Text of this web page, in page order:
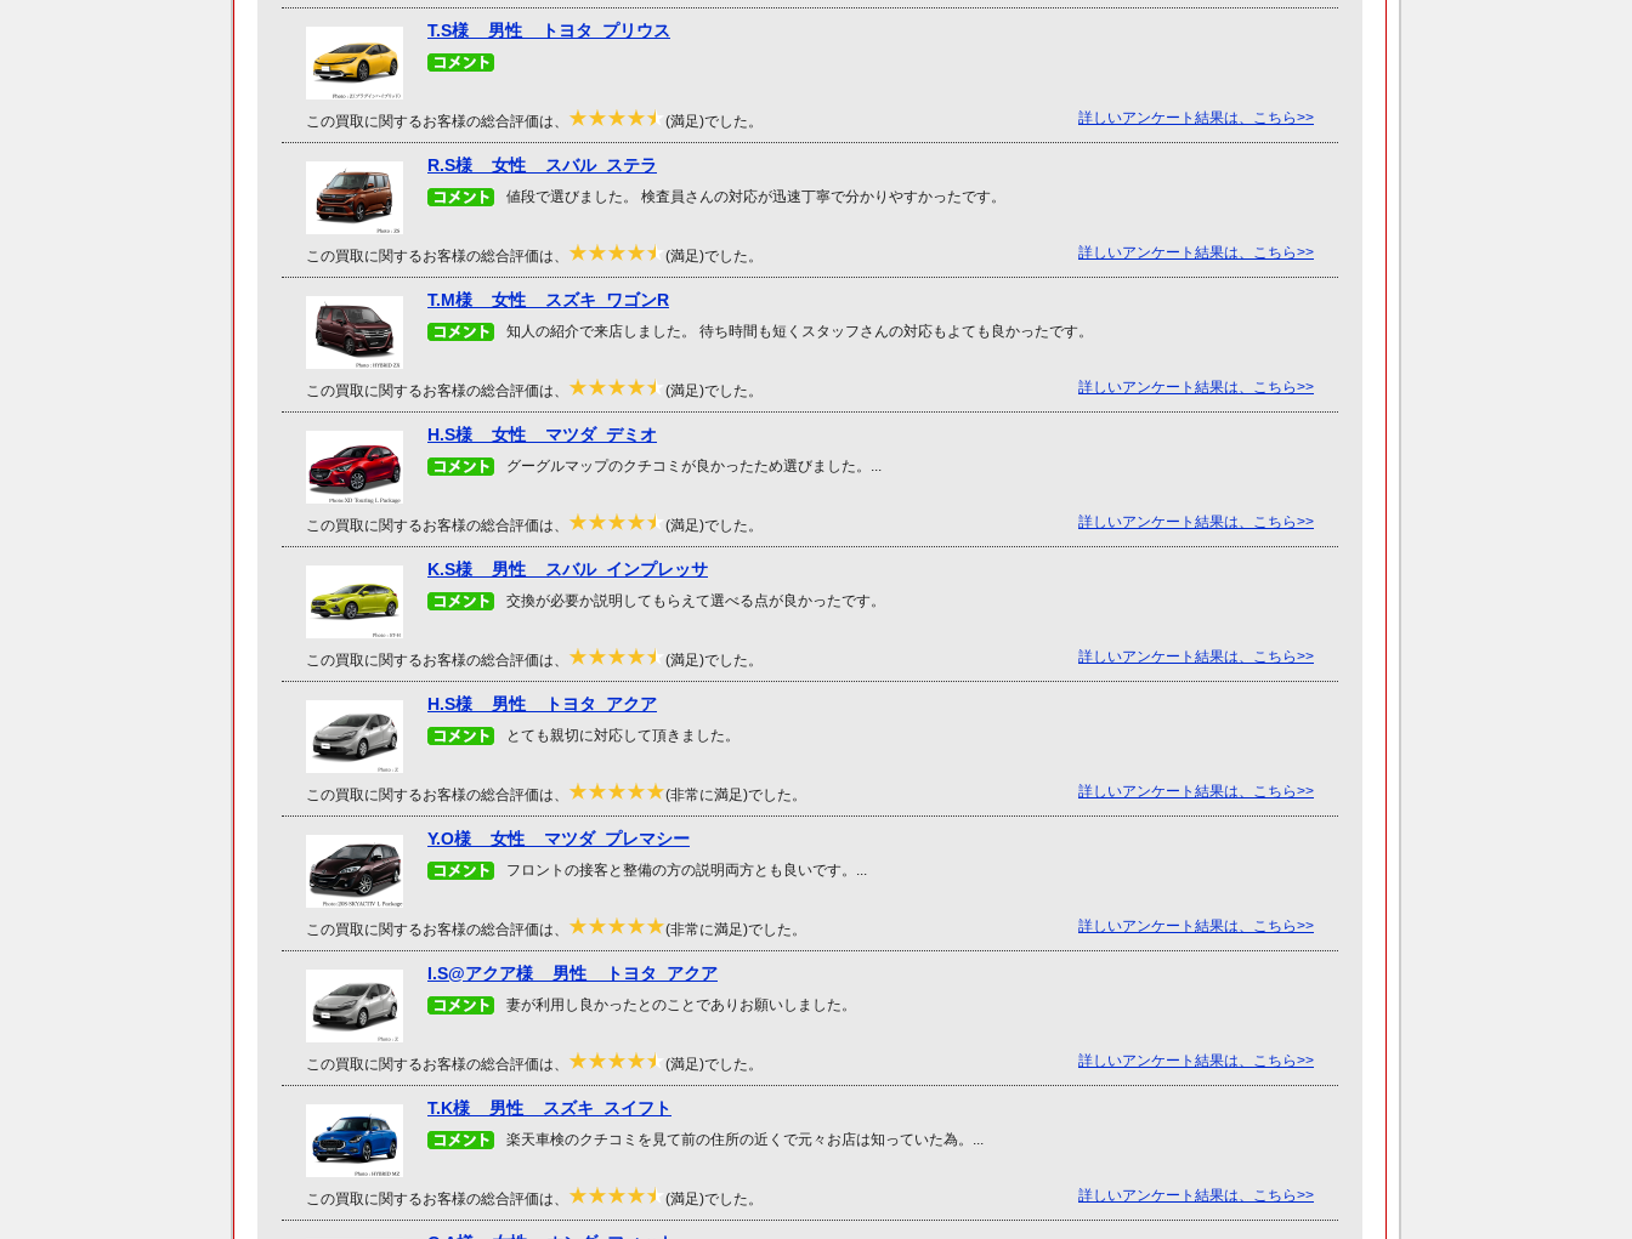
T.S様 男性 トヨタ プリウス
この買取に関するお客様の総合評価は、 (満足)でした。 詳しいアンケート結果は、こちら>>
R.S様 女性 スバル ステラ
値段で選びました。 検査員さんの対応が迅速丁寧で分かりやすかったです。
この買取に関するお客様の総合評価は、 (満足)でした。 詳しいアンケート結果は、こちら>>
T.M様 女性 スズキ ワゴンR
知人の紹介で来店しました。 待ち時間も短くスタッフさんの対応もよても良かったです。
この買取に関するお客様の総合評価は、 (満足)でした。 詳しいアンケート結果は、こちら>>
H.S様 女性 マツダ デミオ
グーグルマップのクチコミが良かったため選びました。...
この買取に関するお客様の総合評価は、 (満足)でした。 詳しいアンケート結果は、こちら>>
K.S様 男性 スバル インプレッサ
交換が必要か説明してもらえて選べる点が良かったです。
この買取に関するお客様の総合評価は、 (満足)でした。 詳しいアンケート結果は、こちら>>
H.S様 男性 トヨタ アクア
とても親切に対応して頂きました。
この買取に関するお客様の総合評価は、 (非常に満足)でした。 詳しいアンケート結果は、こちら>>
Y.O様 女性 マツダ プレマシー
フロントの接客と整備の方の説明両方とも良いです。...
この買取に関するお客様の総合評価は、 (非常に満足)でした。 詳しいアンケート結果は、こちら>>
I.S@アクア様 男性 トヨタ アクア
妻が利用し良かったとのことでありお願いしました。
この買取に関するお客様の総合評価は、 (満足)でした。 詳しいアンケート結果は、こちら>>
T.K様 男性 スズキ スイフト
楽天車検のクチコミを見て前の住所の近くで元々お店は知っていた為。...
この買取に関するお客様の総合評価は、 (満足)でした。 詳しいアンケート結果は、こちら>>